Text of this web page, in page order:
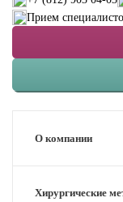
Прием
О компании
Хирургические